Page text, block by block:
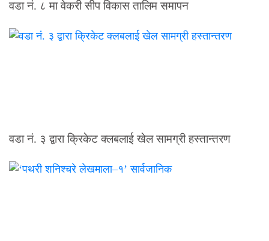
वडा नं. ८ मा वेकरी सीप विकास तालिम समापन
वडा नं. ३ द्वारा क्रिकेट क्लबलाई खेल सामग्री हस्तान्तरण